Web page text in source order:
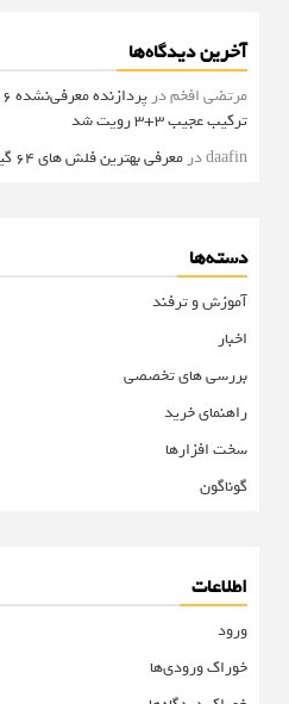
آخرین دیدگاه‌ها
مرتضی افخمدر
ترکیب عجیب 3+3 رویت شد
daafinدر معرفی بهترین فلش های 64 گیگابایت با سرعت بالا
دسته‌ها
آموزش و ترفند
اخبار
بررسی های تخصصی
راهنمای خرید
سخت افزارها
گوناگون
اطلاعات
ورود
خوراک ورودی‌ها